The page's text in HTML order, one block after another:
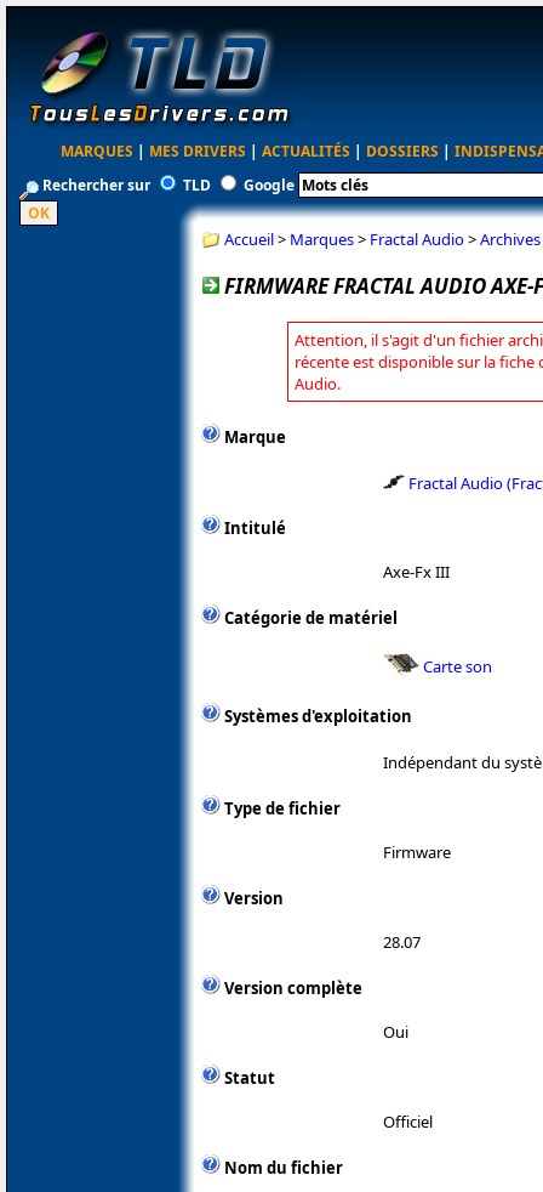
MARQUES | MES DRIVERS | ACTUALITÉS | DOSSIERS |
Rechercher sur
TLD Google
Accueil> Marques> Fractal Audio>Archives
FIRMWARE FRACTAL AUDIO
Attention, il s'agit d'un fichier
récente est disponible sur la fiche
Audio.
Marque
Fractal Audio
Intitulé
Axe-Fx III
Catégorie de matériel
Carte son
Systèmes d'exploitation
Indépendant du
Type de fichier
Firmware
Version
28.07
Version complète
Oui
Statut
Officiel
Nom du fichier